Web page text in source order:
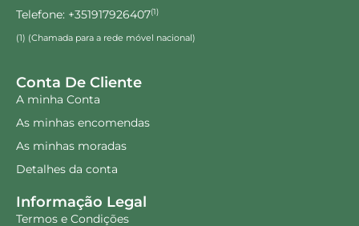
Telefone: +351917926407(1)
(1) (Chamada para a rede móvel nacional)
Conta De Cliente
A minha Conta
As minhas encomendas
As minhas moradas
Detalhes da conta
Informação Legal
Termos e Condições